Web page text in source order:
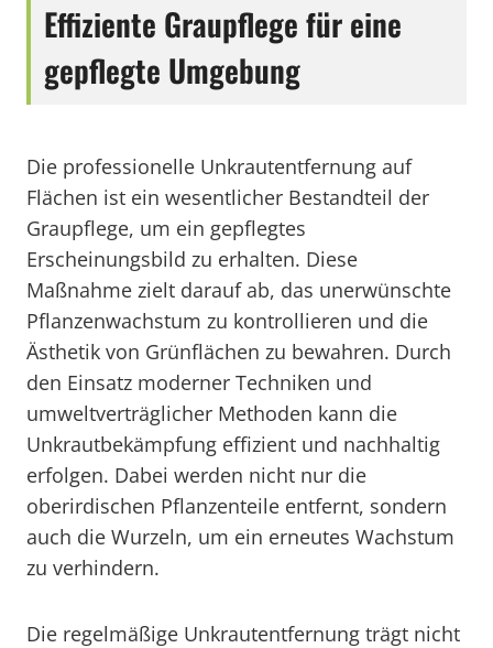
Effiziente Graupflege für eine
gepflegte Umgebung
Die professionelle Unkrautentfernung auf
Flächen ist ein wesentlicher Bestandteil der
Graupflege, um ein gepflegtes
Erscheinungsbild zu erhalten. Diese
Maßnahme zielt darauf ab, das unerwünschte
Pflanzenwachstum zu kontrollieren und die
Ästhetik von Grünflächen zu bewahren. Durch
den Einsatz moderner Techniken und
umweltverträglicher Methoden kann die
Unkrautbekämpfung effizient und nachhaltig
erfolgen. Dabei werden nicht nur die
oberirdischen Pflanzenteile entfernt, sondern
auch die Wurzeln, um ein erneutes Wachstum
zu verhindern.
Die regelmäßige Unkrautentfernung trägt nicht